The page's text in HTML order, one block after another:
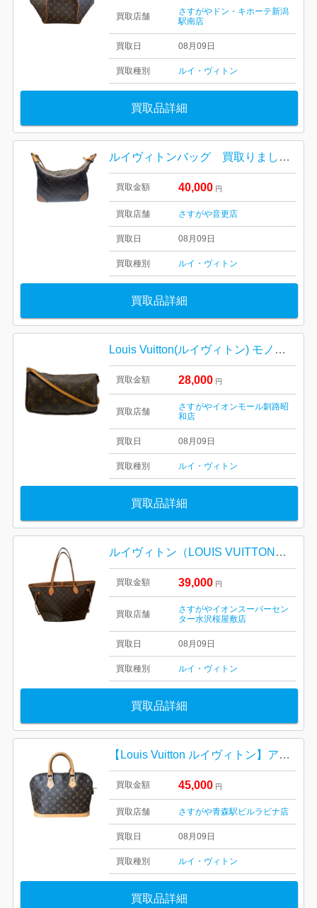
買取店舗
さすがやドン・キホーテ新潟
駅南店
買取日 08月09日
買取種別 ルイ・ヴィトン
買取品詳細
ルイヴィトンバッグ 買取りました！さすがや音更店
買取金額 40,000 円
買取店舗 さすがや音更店
買取日 08月09日
買取種別 ルイ・ヴィトン
買取品詳細
Louis Vuitton(ルイヴィトン) モノグラム ポシェット・アクセソワール キャンバス
買取金額 28,000 円
買取店舗
さすがやイオンモール釧路昭
和店
買取日 08月09日
買取種別 ルイ・ヴィトン
買取品詳細
ルイヴィトン（LOUIS VUITTON）モノグラム ネヴァーフルMM
買取金額 39,000 円
買取店舗
さすがやイオンスーパーセン
ター水沢桜屋敷店
買取日 08月09日
買取種別 ルイ・ヴィトン
買取品詳細
【Louis Vuitton ルイヴィトン】アルマ・モノグラム・ミニバック・メンズ・レディース
買取金額 45,000 円
買取店舗 さすがや青森駅ビルラビナ店
買取日 08月09日
買取種別 ルイ・ヴィトン
買取品詳細